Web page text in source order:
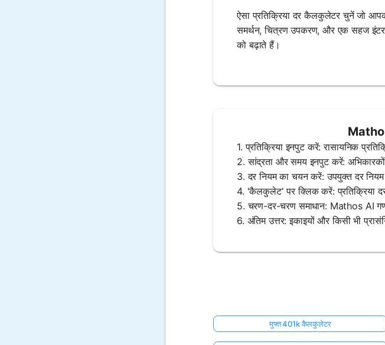
ऐसा प्रतिक्रिया दर कैलकुलेटर चुनें जो
समर्थन, चित्रण उपकरण, और एक सहज
को बढ़ाते हैं।
1. प्रतिक्रिया इनपुट करें: रासायनिक
2. सांद्रता और समय इनपुट करें: अभिकारकों
3. दर नियम का चयन करें: उपयुक्त दर
4. 'कैलकुलेट' पर क्लिक करें: प्रतिक्रिया
5. चरण-दर-चरण समाधान: Mathos AI
6. अंतिम उत्तर: इकाइयों और किसी भी
मुफ्त 401k कैलकुलेटर